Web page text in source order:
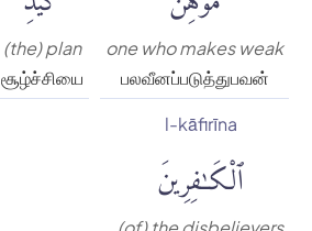
one who makes weak
பலவீனப்படுத்துபவன்
(the) plan
சூழ்ச்சியை
l-kāfirīna
ٱلْكَٰفِرِينَ